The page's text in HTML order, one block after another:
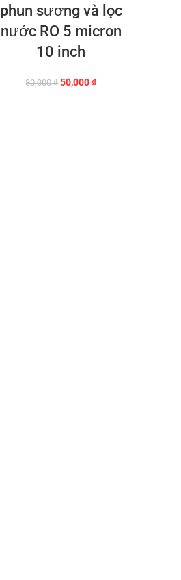
phun sương và lọc
nước RO 5 micron
10 inch
80,000₫Giá
50,000₫Giá